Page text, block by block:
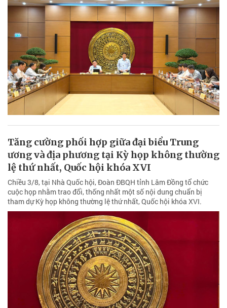
Tăng cường phối hợp giữa đại biểu Trung
ương và địa phương tại Kỳ họp không thường
lệ thứ nhất, Quốc hội khóa XVI
Chiều 3/8, tại Nhà Quốc hội, Đoàn ĐBQH tỉnh Lâm Đồng tổ chức
cuộc họp nhằm trao đổi, thống nhất một số nội dung chuẩn bị
tham dự Kỳ họp không thường lệ thứ nhất, Quốc hội khóa XVI.